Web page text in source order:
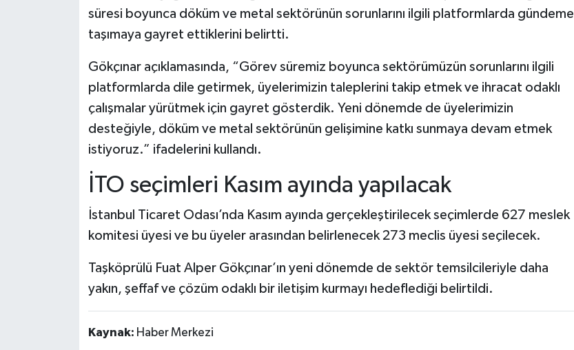
süresi boyunca döküm ve metal sektörünün sorunlarını ilgili platformlarda gündeme
taşımaya gayret ettiklerini belirtti.
Gökçınar açıklamasında, “Görev süremiz boyunca sektörümüzün sorunlarını ilgili
platformlarda dile getirmek, üyelerimizin taleplerini takip etmek ve ihracat odaklı
çalışmalar yürütmek için gayret gösterdik. Yeni dönemde de üyelerimizin
desteğiyle, döküm ve metal sektörünün gelişimine katkı sunmaya devam etmek
istiyoruz.” ifadelerini kullandı.
İTO seçimleri Kasım ayında yapılacak
İstanbul Ticaret Odası’nda Kasım ayında gerçekleştirilecek seçimlerde 627 meslek
komitesi üyesi ve bu üyeler arasından belirlenecek 273 meclis üyesi seçilecek.
Taşköprülü Fuat Alper Gökçınar’ın yeni dönemde de sektör temsilcileriyle daha
yakın, şeffaf ve çözüm odaklı bir iletişim kurmayı hedeflediği belirtildi.
Kaynak: Haber Merkezi